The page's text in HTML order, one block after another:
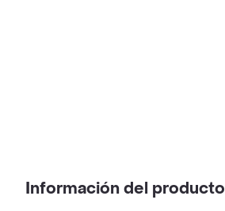
Información del producto